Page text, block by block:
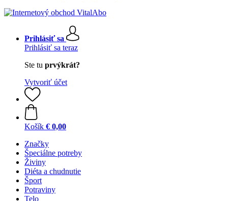
Prihlásiť sa
Prihlásiť sa teraz
Ste tu prvýkrát?
Vytvoriť účet
Košík € 0,00
Značky
Špeciálne potreby
Živiny
Diéta a chudnutie
Šport
Potraviny
Telo